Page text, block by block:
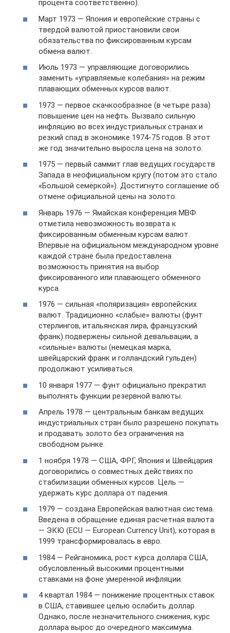
процента соответственно).
Март 1973 — Япония и европейские страны с
твердой валютой приостановили свои
обязательства по фиксированным курсам
обмена валют.
Июль 1973 — управляющие договорились
заменить «управляемые колебания» на режим
плавающих обменных курсов валют.
1973 — первое скачкообразное (в четыре раза)
повышение цен на нефть. Вызвало сильную
инфляцию во всех индустриальных странах и
резкий спад в экономике 1974-75 годов. В этот
же год значительно выросла цена на золото.
1975 — первый саммит глав ведущих государств
Запада в неофициальном кругу (потом это стало
«Большой семёркой»). Достигнуто соглашение об
отмене официальной цены на золото.
Январь 1976 — Ямайская конференция МВФ
отметила невозможность возврата к
фиксированным обменным курсам валют.
Впервые на официальном международном уровне
каждой стране была предоставлена
возможность принятия на выбор
фиксированного или плавающего обменного
курса.
1976 — сильная «поляризация» европейских
валют. Традиционно «слабые» валюты (фунт
стерлингов, итальянская лира, французский
франк) подвержены сильной девальвации, а
«сильные» валюты (немецкая марка,
швейцарский франк и голландский гульден)
продолжают усиливаться.
10 января 1977 — фунт официально прекратил
выполнять функции резервной валюты.
Апрель 1978 — центральным банкам ведущих
индустриальных стран было разрешено покупать
и продавать золото без ограничения на
свободном рынке.
1 ноября 1978 — США, ФРГ, Япония и Швейцария
договорились о совместных действиях по
стабилизации обменных курсов. Цель —
удержать курс доллара от падения.
1979 — создана Европейская валютная система.
Введена в обращение единая расчетная валюта
— ЭКЮ (ECU — European Currency Unit), которая в
1999 трансформировалась в евро.
1984 — Рейганомика, рост курса доллара США,
обусловленный высокими процентными
ставками на фоне умеренной инфляции.
4 квартал 1984 — понижение процентных ставок
в США, ставившее целью ослабить доллар.
Однако, после незначительного снижения, курс
доллара вырос до очередного максимума.